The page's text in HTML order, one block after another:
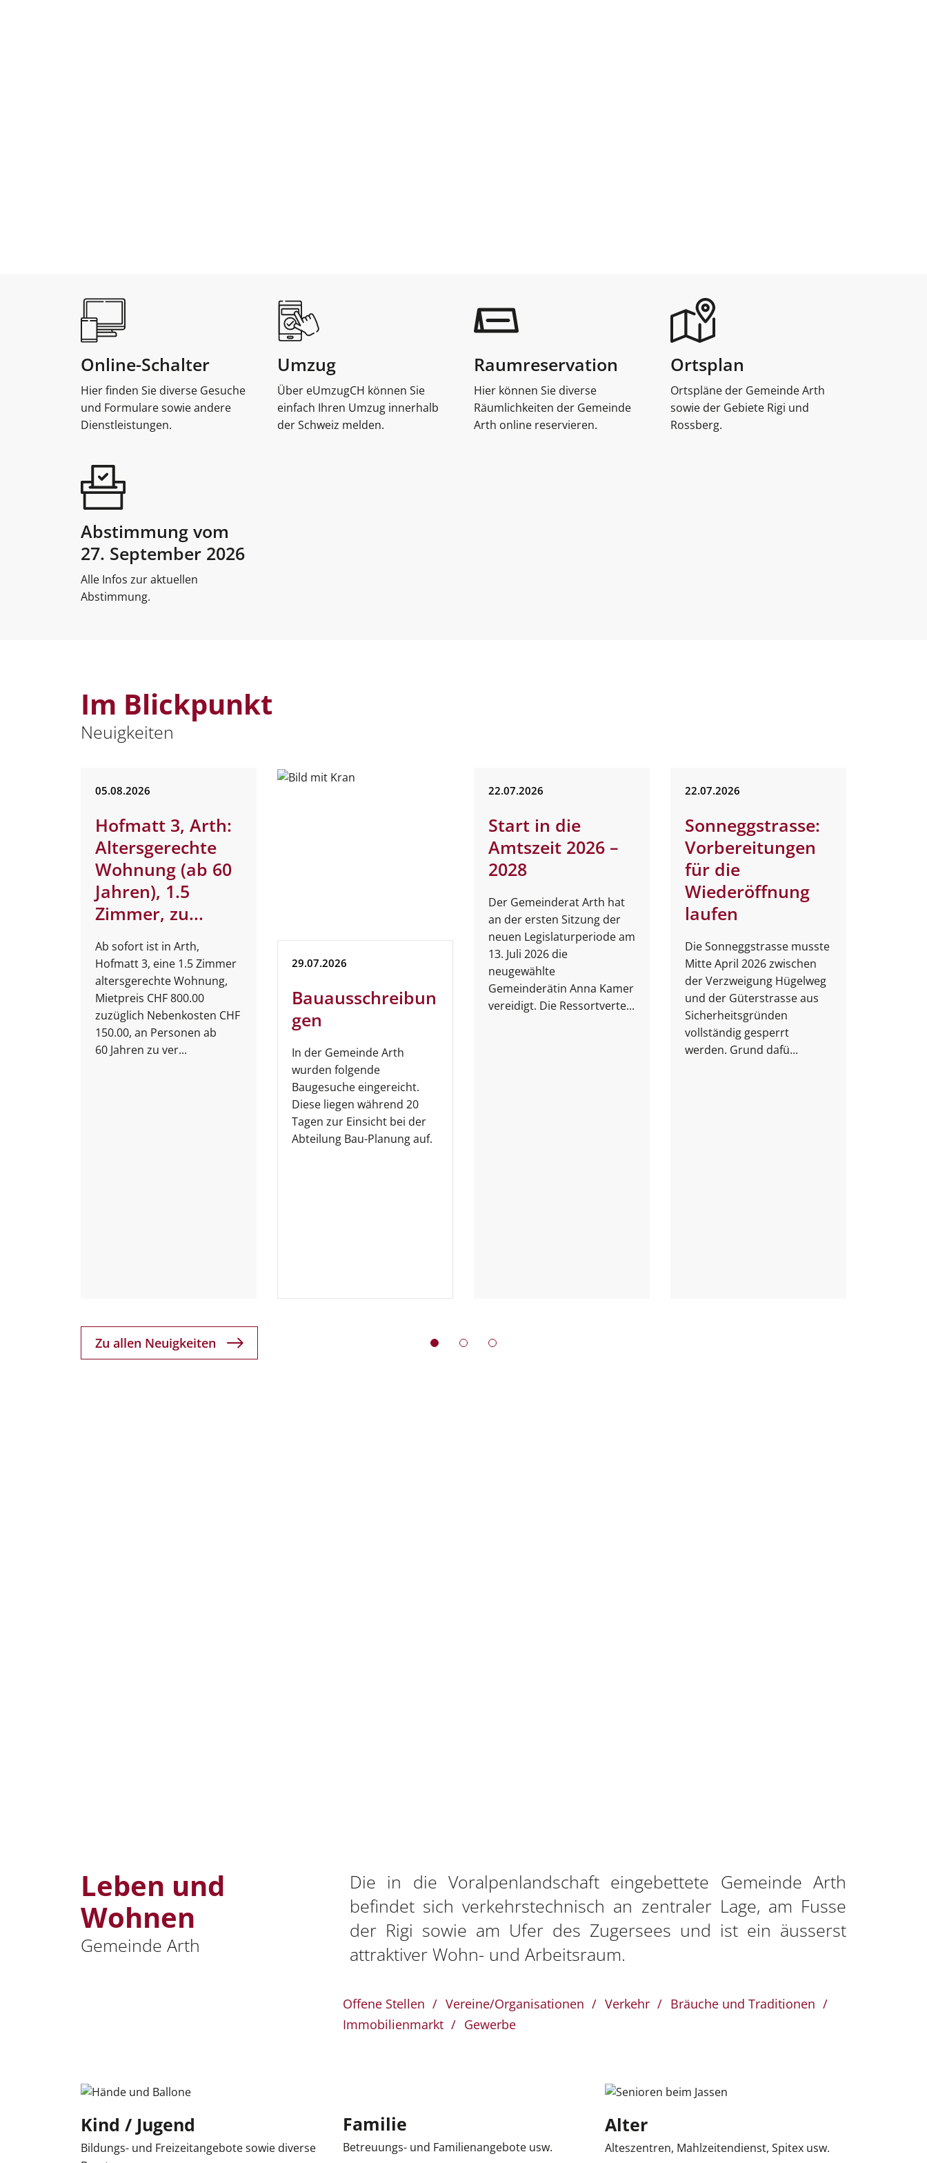
Verschiedene Informationen
Online-Schalter
Hier finden Sie diverse Gesuche
und Formulare sowie andere
Dienstleistungen.
Umzug
Über eUmzugCH können Sie
einfach Ihren Umzug innerhalb
der Schweiz melden.
Raumreservation
Hier können Sie diverse
Räumlichkeiten der Gemeinde
Arth online reservieren.
Ortsplan
Ortspläne der Gemeinde Arth
sowie der Gebiete Rigi und
Rossberg.
Abstimmung vom
27. September 2026
Alle Infos zur aktuellen
Abstimmung.
Im Blickpunkt
Neuigkeiten
05.08.2026
Hofmatt 3, Arth:
Altersgerechte
Wohnung (ab 60
Jahren), 1.5
Zimmer, zu...
Ab sofort ist in Arth,
Hofmatt 3, eine 1.5 Zimmer
altersgerechte Wohnung,
Mietpreis CHF 800.00
zuzüglich Nebenkosten CHF
150.00, an Personen ab
60 Jahren zu ver...
29.07.2026
Bauausschreibun
gen
In der Gemeinde Arth
wurden folgende
Baugesuche eingereicht.
Diese liegen während 20
Tagen zur Einsicht bei der
Abteilung Bau-Planung auf.
22.07.2026
Start in die
Amtszeit 2026 –
2028
Der Gemeinderat Arth hat
an der ersten Sitzung der
neuen Legislaturperiode am
13. Juli 2026 die
neugewählte
Gemeinderätin Anna Kamer
vereidigt. Die Ressortverte...
22.07.2026
Sonneggstrasse:
Vorbereitungen
für die
Wiederöffnung
laufen
Die Sonneggstrasse musste
Mitte April 2026 zwischen
der Verzweigung Hügelweg
und der Güterstrasse aus
Sicherheitsgründen
vollständig gesperrt
werden. Grund dafü...
Zu allen Neuigkeiten
Verschiedene Informationen
Leben und
Wohnen
Gemeinde Arth
Die in die Voralpenlandschaft eingebettete Gemeinde Arth
befindet sich verkehrstechnisch an zentraler Lage, am Fusse
der Rigi sowie am Ufer des Zugersees und ist ein äusserst
attraktiver Wohn- und Arbeitsraum.
Offene Stellen Vereine/Organisationen Verkehr
Bräuche und Traditionen
Immobilienmarkt
Gewerbe
Verschiedene Informationen
Kind / Jugend
Bildungs- und Freizeitangebote sowie diverse
Familie
Betreuungs- und Familienangebote usw.
Alter
Alteszentren, Mahlzeitendienst, Spitex usw.